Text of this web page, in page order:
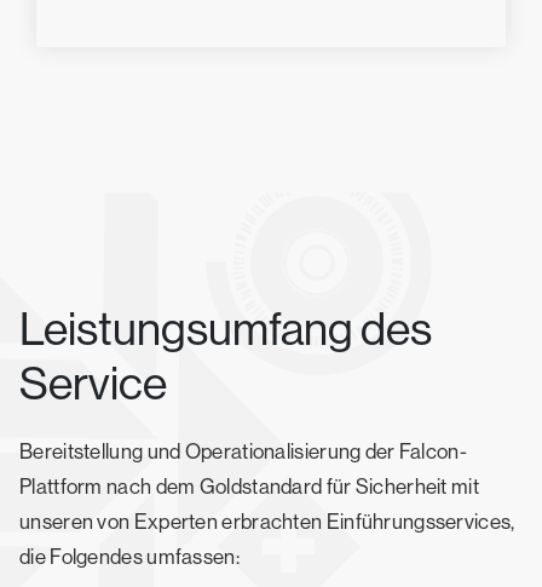
Leistungsumfang des
Service
Bereitstellung und Operationalisierung der Falcon-
Plattform nach dem Goldstandard für Sicherheit mit
unseren von Experten erbrachten Einführungsservices,
die Folgendes umfassen: